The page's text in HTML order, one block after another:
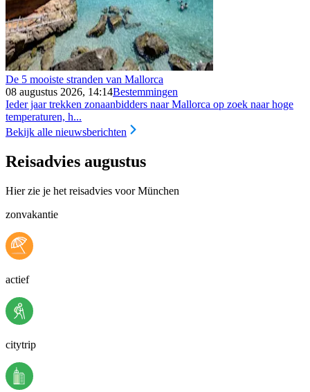
De 5 mooiste stranden van Mallorca
08 augustus 2026, 14:14Bestemmingen
Ieder jaar trekken zonaanbidders naar Mallorca op zoek naar hoge
temperaturen, h...
Bekijk alle nieuwsberichten
Reisadvies augustus
Hier zie je het reisadvies voor München
zonvakantie
actief
citytrip